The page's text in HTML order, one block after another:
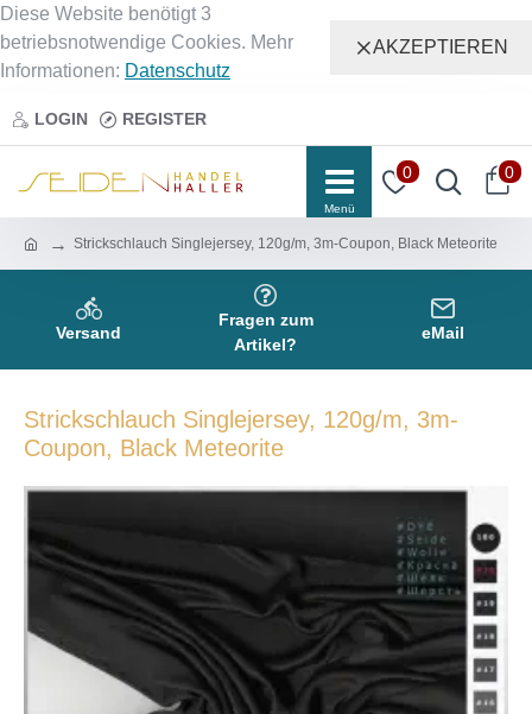
Diese Website benötigt 3
betriebsnotwendige Cookies. Mehr
Informationen: Datenschutz
AKZEPTIEREN
LOGIN REGISTER
0 0
Strickschlauch Singlejersey, 120g/m, 3m-Coupon, Black Meteorite
Versand
Fragen zum
Artikel?
eMail
Strickschlauch Singlejersey, 120g/m, 3m-
Coupon, Black Meteorite